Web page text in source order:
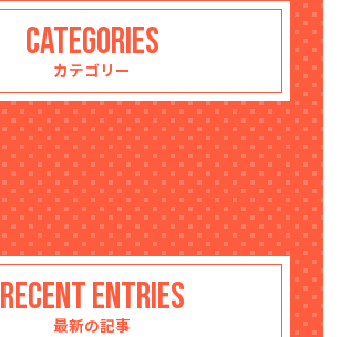
CATEGORIES
カテゴリー
RECENT ENTRIES
最新の記事